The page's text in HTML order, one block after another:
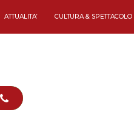
ATTUALITA’ CULTURA & SPETTACOLO